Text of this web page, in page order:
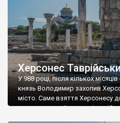
Херсонес
У 988 році, після кількох
князь Володимир захопив
місто. Саме взяття Херсонесу
диктувати свої умови